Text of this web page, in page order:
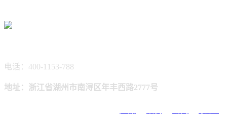
电话：400-1153-788
地址：浙江省湖州市南浔区年丰西路2777号